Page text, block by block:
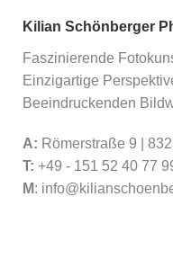
Kilian Schönberger
Faszinierende
Einzigartige
Beeindruckenden
A: Römerstraße 9 |
T: +49 - 151 52 40 77
M: